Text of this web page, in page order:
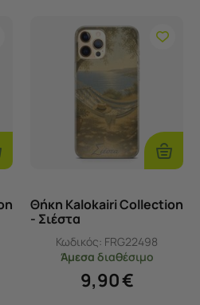
Θήκη Kalokairi Collection
- Σιέστα
Κωδικός: FRG22498
Άμεσα διαθέσιμο
9,90€